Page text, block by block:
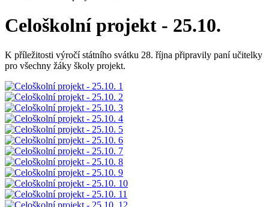
Celoškolní projekt - 25.10.
K příležitosti výročí státního svátku 28. října připravily paní učitelky
pro všechny žáky školy projekt.